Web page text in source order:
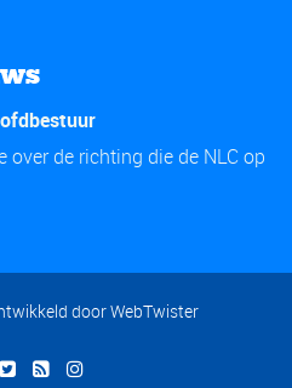
over de richting die de NLC op
doorWebTwister